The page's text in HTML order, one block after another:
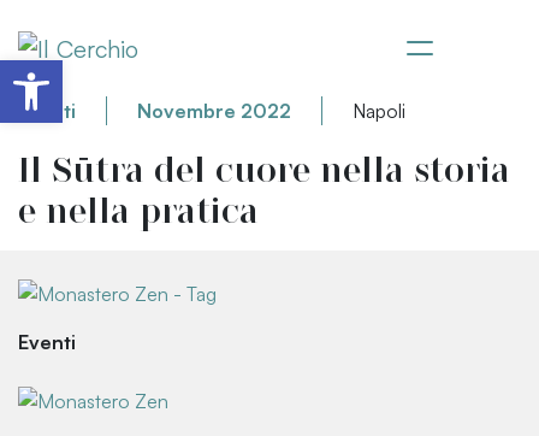
Eventi Novembre 2022 Napoli
Il Sūtra del cuore nella storia
e nella pratica
Eventi
Apri la barra degli strumenti